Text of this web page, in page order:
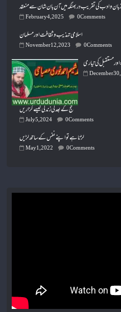
و ادب کی تقریب دربھنگہ میں آن بان شان سے منعقد
February 4, 2025 0 Comments
اسلامی تہذیب و ثقافت اور مسلمان
November 12, 2023 0 Comments
مستقبل کی تیاری
December
حج کے بعد کی زندگی کیسے گزاریں
July 5, 2024 0 Comments
لڑنا ہے تو اپنے نفس کے ساتھ لڑیں
May 1, 2022 0 Comments